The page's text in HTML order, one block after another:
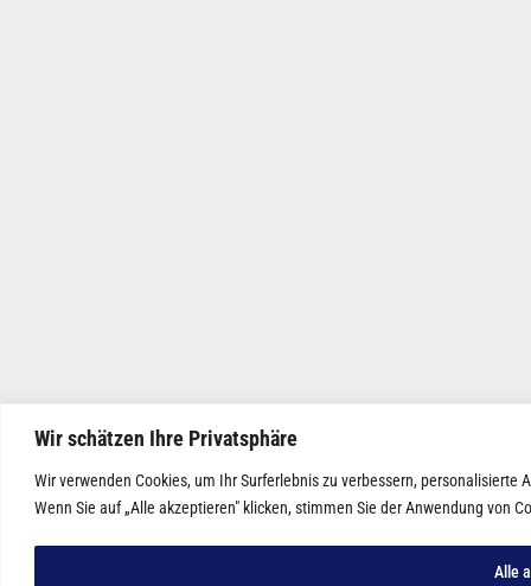
Wir schätzen Ihre Privatsphäre
Wir verwenden Cookies, um Ihr Surferlebnis zu verbessern,
Wenn Sie auf „Alle akzeptieren" klicken, stimmen Sie der Anwendung von
Alle